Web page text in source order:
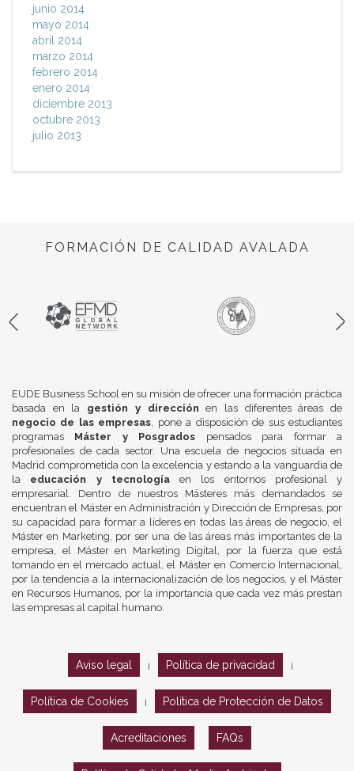
junio 2014
mayo 2014
abril 2014
marzo 2014
febrero 2014
enero 2014
diciembre 2013
octubre 2013
julio 2013
FORMACIÓN DE CALIDAD AVALADA
EUDE Business School en su misión de ofrecer una formación práctica
basada en la gestión y dirección en las diferentes áreas de
negocio de las empresas, pone a disposición de sus estudiantes
programas Máster y Posgrados pensados para formar a
profesionales de cada sector. Una escuela de negocios situada en
Madrid comprometida con la excelencia y estando a la vanguardia de
la educación y tecnologíaen los entornos profesional y
empresarial. Dentro de nuestros Másteres más demandados se
encuentran el Máster en Administración y Dirección de Empresas, por
su capacidad para formar a líderes en todas las áreas de negocio, el
Máster en Marketing, por ser una de las áreas más importantes de la
empresa, el Máster en Marketing Digital, por la fuerza que está
tomando en el mercado actual, el Máster en Comercio Internacional,
por la tendencia a la internacionalización de los negocios, y el Máster
en Recursos Humanos, por la importancia que cada vez más prestan
las empresas al capital humano.
Aviso legal Política de privacidad
Política de Cookies Política de Protección de Datos
Acreditaciones FAQs